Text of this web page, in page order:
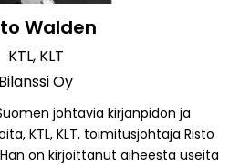
Walden
KTL, KLT
Bilanssi Oy
johtavia kirjanpidon ja
KTL, KLT, toimitusjohtaja Risto
on kirjoittanut aiheesta useita